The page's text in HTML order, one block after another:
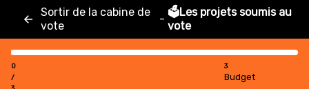
Sortir de la cabine de
vote
-
🗳️Les projets soumis au
vote
0
/
3
Budget